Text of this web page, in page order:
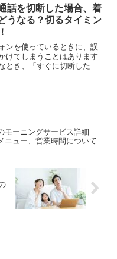
かし、今回のパンフレット
定...
話を切断した場合、着
うなる？切るタイミン
ンを使っているときに、誤
けてしまうことはあります
とき、「すぐに切断したけ
モーニングサービス詳細｜
ニュー、営業時間について